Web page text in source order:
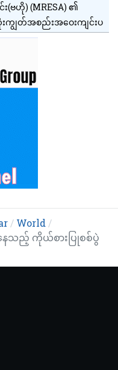
း(ဗဟို) (MRESA) ၏
ျွတ်အစည်းအဝေးကျင်းပ
World
ေသည့် ကိုယ်စားပြုစစ်ပွဲ